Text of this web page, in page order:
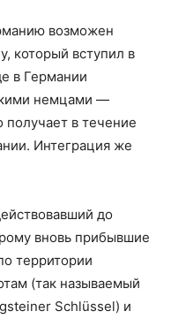
возможен
который вступил в
в Германии
немцами —
в течение
Интеграция же
до
вновь прибывшие
территории
(так называемый
Schlüssel) и